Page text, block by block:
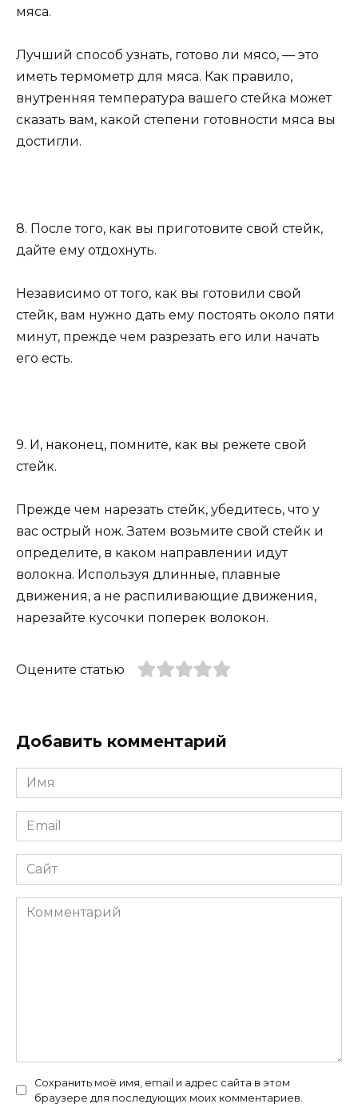
мяса.
Лучший способ узнать, готово ли мясо, — это
иметь термометр для мяса. Как правило,
внутренняя температура вашего стейка может
сказать вам, какой степени готовности мяса вы
достигли.
8. После того, как вы приготовите свой стейк,
дайте ему отдохнуть.
Независимо от того, как вы готовили свой
стейк, вам нужно дать ему постоять около пяти
минут, прежде чем разрезать его или начать
его есть.
9. И, наконец, помните, как вы режете свой
стейк.
Прежде чем нарезать стейк, убедитесь, что у
вас острый нож. Затем возьмите свой стейк и
определите, в каком направлении идут
волокна. Используя длинные, плавные
движения, а не распиливающие движения,
нарезайте кусочки поперек волокон.
Оцените статью
Добавить комментарий
Имя
*
Email
*
Сайт
Комментарий
Сохранить моё имя, email и адрес сайта в этом
браузере для последующих моих комментариев.